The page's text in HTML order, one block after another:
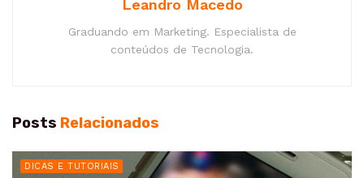
Leandro Macedo
Graduando em Marketing. Especialista de
conteúdos de Tecnologia.
Posts Relacionados
DICAS E TUTORIAIS